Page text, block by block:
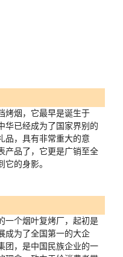
烤烟，它最早是诞生于
华已经成为了国家界别的
品，具有非常重大的意
产品了，它更是广销至全
的身影。
一个烟叶复烤厂，起初是
成为了全国第一的大企
团，是中国民族企业的一